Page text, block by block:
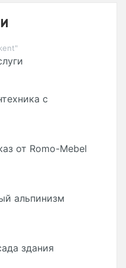
с
от Romo-Mebel
альпинизм
здания